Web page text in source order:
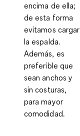
encima de ella;
de esta forma
evitamos cargar
la espalda.
Además, es
preferible que
sean anchos y
sin costuras,
para mayor
comodidad.